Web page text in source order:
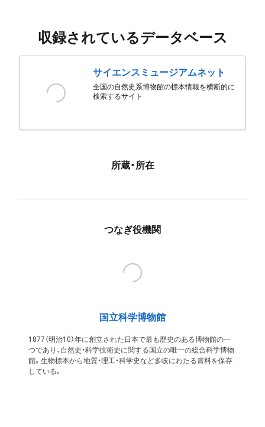
収録されているデータベース
サイエンスミュージアムネット
全国の自然史系博物館の標本情報を横断的に
検索するサイト
所蔵・所在
つなぎ役機関
国立科学博物館
1877（明治10）年に創立された日本で最も歴史のある博物館の一
つであり、自然史・科学技術史に関する国立の唯一の総合科学博物
館。生物標本から地質・理工・科学史など多岐にわたる資料を保存
している。